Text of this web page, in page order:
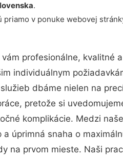
.
v ponuke webovej
vám profesionálne, kvalitné
individuálnym
dbáme nielen na
pretože si
komplikácie. Medzi
úprimná snaha o
na prvom mieste. Naši